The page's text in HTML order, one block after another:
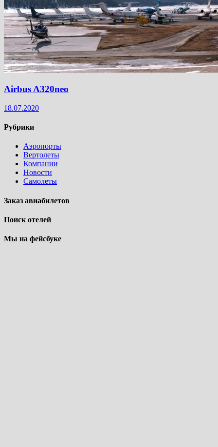
Airbus A320neo
18.07.2020
Рубрики
Аэропорты
Вертолеты
Компании
Новости
Самолеты
Заказ авиабилетов
Поиск отелей
Мы на фейсбуке